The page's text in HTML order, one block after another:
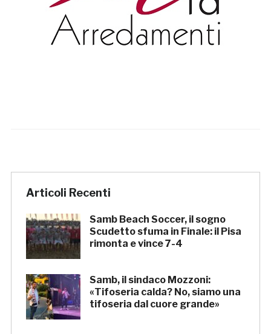
Articoli Recenti
Samb Beach Soccer, il sogno
Scudetto sfuma in Finale: il Pisa
rimonta e vince 7-4
Samb, il sindaco Mozzoni:
«Tifoseria calda? No, siamo una
tifoseria dal cuore grande»